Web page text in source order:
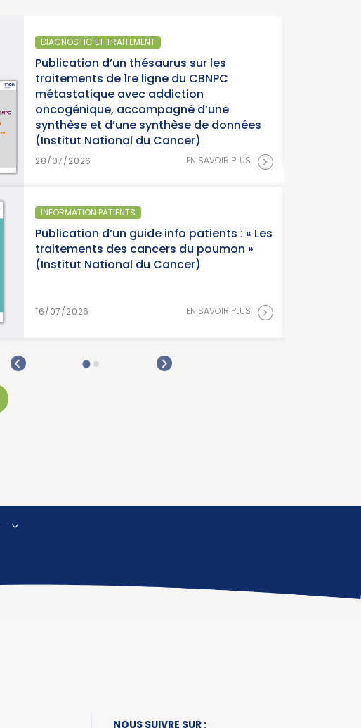
DIAGNOSTIC ET TRAITEMENT
Publication d’un thésaurus sur les
traitements de 1re ligne du CBNPC
métastatique avec addiction
oncogénique, accompagné d’une
synthèse et d’une synthèse de données
(Institut National du Cancer)
28/07/2026 EN SAVOIR PLUS >
INFORMATION PATIENTS
Publication d’un guide info patients : « Les
traitements des cancers du poumon »
(Institut National du Cancer)
16/07/2026 EN SAVOIR PLUS >
NOUS SUIVRE SUR :